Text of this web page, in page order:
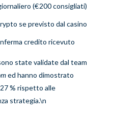
(€ 200 consigliati)
se previsto dal casino
credito ricevuto
state validate dal team
ed hanno dimostrato
% rispetto alle
strategia.\n